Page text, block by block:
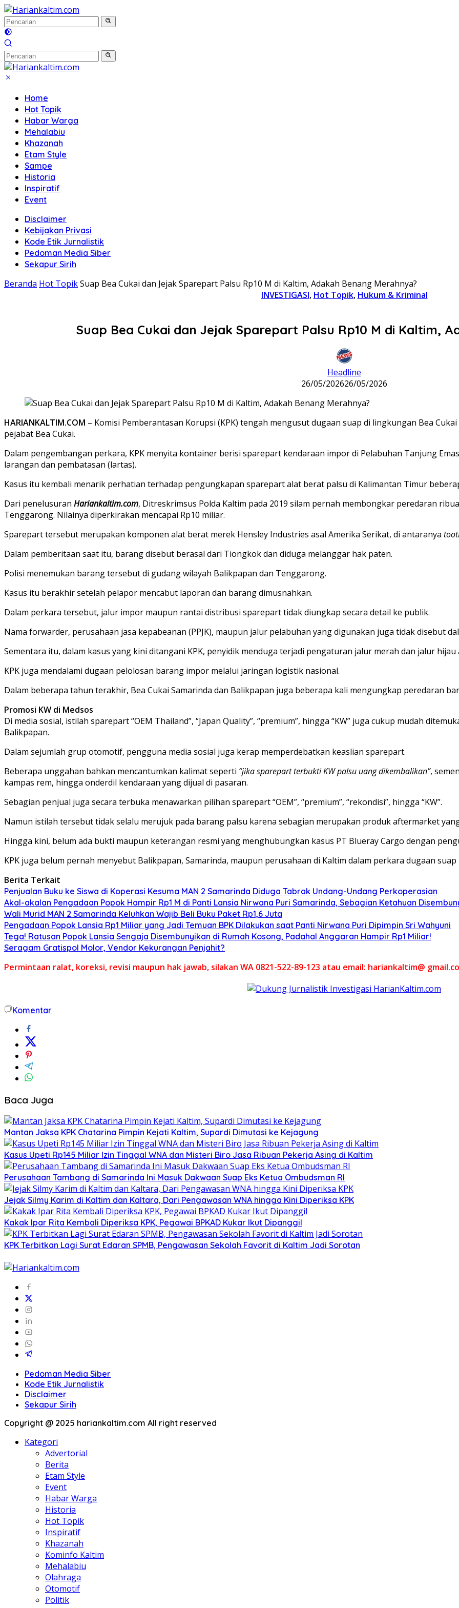
Langsung
ke
konten
Home
Hot Topik
Habar Warga
Mehalabiu
Khazanah
Etam Style
Sampe
Historia
Inspiratif
Event
Disclaimer
Kebijakan Privasi
Kode Etik Jurnalistik
Pedoman Media Siber
Sekapur Sirih
Beranda Hot TopikSuap Bea Cukai dan Jejak Sparepart Palsu Rp10 M di Kaltim, Adakah Benang Merahnya?
INVESTIGASI, Hot Topik, Hukum & Kriminal
Suap Bea Cukai dan Jejak Sparepart Palsu Rp10 M di Kaltim,
Headline
26/05/202626/05/2026
HARIANKALTIM.COM – Komisi Pemberantasan Korupsi (KPK) tengah mengusut dugaan suap di lingkungan Bea
pejabat Bea Cukai.
Dalam pengembangan perkara, KPK menyita kontainer berisi sparepart kendaraan impor di Pelabuhan Tanjung
larangan dan pembatasan (lartas).
Kasus itu kembali menarik perhatian terhadap pengungkapan sparepart alat berat palsu di Kalimantan Timur
Dari penelusuran Hariankaltim.com, Ditreskrimsus Polda Kaltim pada 2019 silam pernah membongkar peredaran
Tenggarong. Nilainya diperkirakan mencapai Rp10 miliar.
Sparepart tersebut merupakan komponen alat berat merek Hensley Industries asal Amerika Serikat, di antaranya
Dalam pemberitaan saat itu, barang disebut berasal dari Tiongkok dan diduga melanggar hak paten.
Polisi menemukan barang tersebut di gudang wilayah Balikpapan dan Tenggarong.
Kasus itu berakhir setelah pelapor mencabut laporan dan barang dimusnahkan.
Dalam perkara tersebut, jalur impor maupun rantai distribusi sparepart tidak diungkap secara detail ke publik.
Nama forwarder, perusahaan jasa kepabeanan (PPJK), maupun jalur pelabuhan yang digunakan juga tidak disebut
Sementara itu, dalam kasus yang kini ditangani KPK, penyidik menduga terjadi pengaturan jalur merah dan jalur
KPK juga mendalami dugaan pelolosan barang impor melalui jaringan logistik nasional.
Dalam beberapa tahun terakhir, Bea Cukai Samarinda dan Balikpapan juga beberapa kali mengungkap peredaran
Promosi KW di Medsos
Di media sosial, istilah sparepart “OEM Thailand”, “Japan Quality”, “premium”, hingga “KW” juga cukup mudah
Balikpapan.
Dalam sejumlah grup otomotif, pengguna media sosial juga kerap memperdebatkan keaslian sparepart.
Beberapa unggahan bahkan mencantumkan kalimat seperti “jika sparepart terbukti KW palsu uang dikembalikan”,
kampas rem, hingga onderdil kendaraan yang dijual di pasaran.
Sebagian penjual juga secara terbuka menawarkan pilihan sparepart “OEM”, “premium”, “rekondisi”, hingga “KW”.
Namun istilah tersebut tidak selalu merujuk pada barang palsu karena sebagian merupakan produk aftermarket
Hingga kini, belum ada bukti maupun keterangan resmi yang menghubungkan kasus PT Blueray Cargo dengan
KPK juga belum pernah menyebut Balikpapan, Samarinda, maupun perusahaan di Kaltim dalam perkara dugaan
Berita Terkait
Penjualan Buku ke Siswa di Koperasi Kesuma MAN 2 Samarinda Diduga Tabrak Undang-Undang Perkoperasian
Akal-akalan Pengadaan Popok Hampir Rp1 M di Panti Lansia Nirwana Puri Samarinda, Sebagian Ketahuan
Wali Murid MAN 2 Samarinda Keluhkan Wajib Beli Buku Paket Rp1,6 Juta
Pengadaan Popok Lansia Rp1 Miliar yang Jadi Temuan BPK Dilakukan saat Panti Nirwana Puri Dipimpin Sri Wahyuni
Tega! Ratusan Popok Lansia Sengaja Disembunyikan di Rumah Kosong, Padahal Anggaran Hampir Rp1 Miliar!
Seragam Gratispol Molor, Vendor Kekurangan Penjahit?
Permintaan ralat, koreksi, revisi maupun hak jawab, silakan WA 0821-522-89-123 atau email: hariankaltim@
Komentar
Baca Juga
Mantan Jaksa KPK Chatarina Pimpin Kejati Kaltim, Supardi Dimutasi ke Kejagung
Kasus Upeti Rp145 Miliar Izin Tinggal WNA dan Misteri Biro Jasa Ribuan Pekerja Asing di Kaltim
Perusahaan Tambang di Samarinda Ini Masuk Dakwaan Suap Eks Ketua Ombudsman RI
Jejak Silmy Karim di Kaltim dan Kaltara, Dari Pengawasan WNA hingga Kini Diperiksa KPK
Kakak Ipar Rita Kembali Diperiksa KPK, Pegawai BPKAD Kukar Ikut Dipanggil
KPK Terbitkan Lagi Surat Edaran SPMB, Pengawasan Sekolah Favorit di Kaltim Jadi Sorotan
Pedoman Media Siber
Kode Etik Jurnalistik
Disclaimer
Sekapur Sirih
Copyright @ 2025 hariankaltim.com All right reserved
Kategori
Advertorial
Berita
Etam Style
Event
Habar Warga
Historia
Hot Topik
Inspiratif
Khazanah
Kominfo Kaltim
Mehalabiu
Olahraga
Otomotif
Politik